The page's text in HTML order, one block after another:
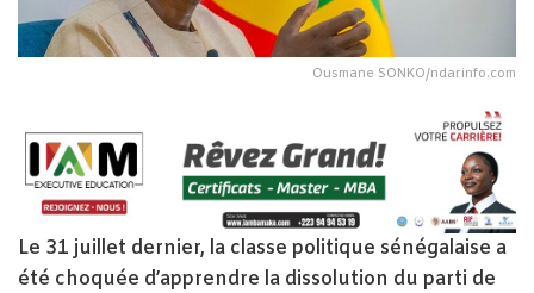
Ousmane SONKO/ndarinfo.com
Le 31 juillet dernier, la classe politique sénégalaise a
été choquée d’apprendre la dissolution du parti de